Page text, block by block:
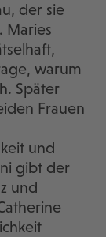
der sie
Maries
warum
Später
Frauen
und
gibt der
und